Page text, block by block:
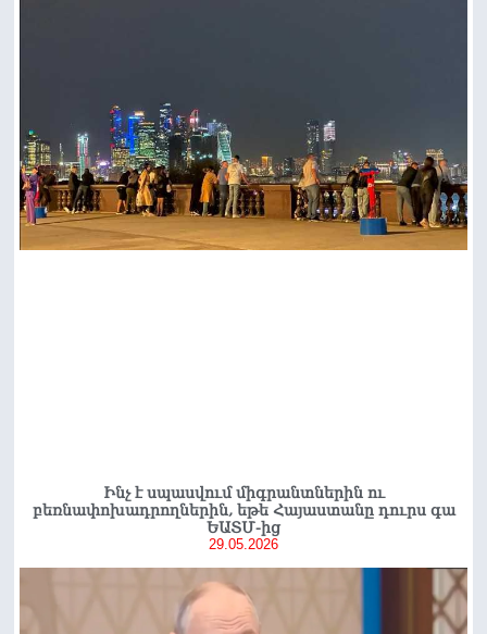
Ինչ է սպասվում միգրանտներին ու
բեռնափոխադրողներին, եթե Հայաստանը դուրս գա
ԵԱՏՄ-ից
29.05.2026